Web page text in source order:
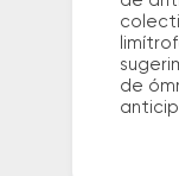
de